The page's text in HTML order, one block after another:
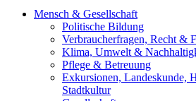
Mensch & Gesellschaft
Politische Bildung
Verbraucherfragen, Recht &
Klima, Umwelt &
Pflege & Betreuung
Exkursionen, Landeskunde,
Stadtkultur